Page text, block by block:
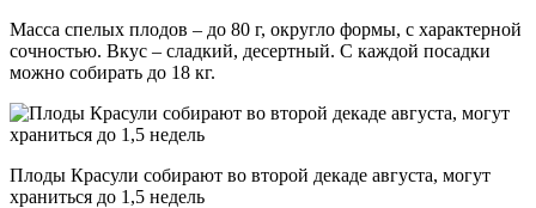
Масса спелых плодов – до 80 г, округло формы, с характерной
сочностью. Вкус – сладкий, десертный. С каждой посадки
можно собирать до 18 кг.
Плоды Красули собирают во второй декаде августа, могут
храниться до 1,5 недель